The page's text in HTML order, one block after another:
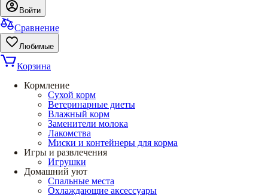
Войти
Сравнение
Любимые
Корзина
Кормление
Сухой корм
Ветеринарные диеты
Влажный корм
Заменители молока
Лакомства
Миски и контейнеры для корма
Игры и развлечения
Игрушки
Домашний уют
Спальные места
Охлаждающие аксессуары